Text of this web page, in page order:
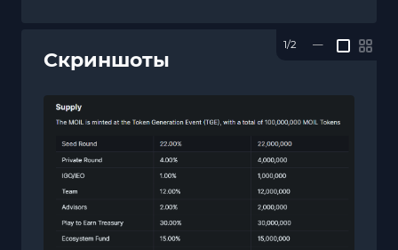
Скриншоты
1/2 —